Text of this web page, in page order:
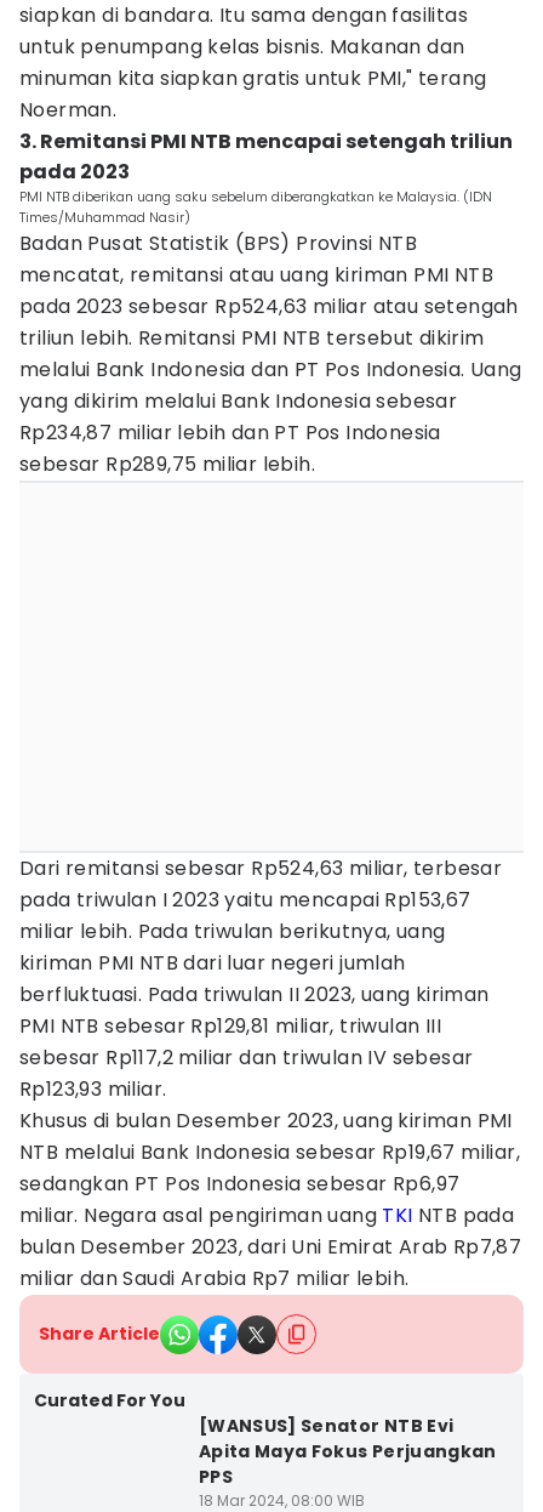
siapkan di bandara. Itu sama dengan fasilitas
untuk penumpang kelas bisnis. Makanan dan
minuman kita siapkan gratis untuk PMI," terang
Noerman.
3. Remitansi PMI NTB mencapai setengah triliun
pada 2023
PMI NTB diberikan uang saku sebelum diberangkatkan ke Malaysia. (IDN
Times/Muhammad Nasir)
Badan Pusat Statistik (BPS) Provinsi NTB
mencatat, remitansi atau uang kiriman PMI NTB
pada 2023 sebesar Rp524,63 miliar atau setengah
triliun lebih. Remitansi PMI NTB tersebut dikirim
melalui Bank Indonesia dan PT Pos Indonesia. Uang
yang dikirim melalui Bank Indonesia sebesar
Rp234,87 miliar lebih dan PT Pos Indonesia
sebesar Rp289,75 miliar lebih.
Dari remitansi sebesar Rp524,63 miliar, terbesar
pada triwulan I 2023 yaitu mencapai Rp153,67
miliar lebih. Pada triwulan berikutnya, uang
kiriman PMI NTB dari luar negeri jumlah
berfluktuasi. Pada triwulan II 2023, uang kiriman
PMI NTB sebesar Rp129,81 miliar, triwulan III
sebesar Rp117,2 miliar dan triwulan IV sebesar
Rp123,93 miliar.
Khusus di bulan Desember 2023, uang kiriman PMI
NTB melalui Bank Indonesia sebesar Rp19,67 miliar,
sedangkan PT Pos Indonesia sebesar Rp6,97
miliar. Negara asal pengiriman uang TKI NTB pada
bulan Desember 2023, dari Uni Emirat Arab Rp7,87
miliar dan Saudi Arabia Rp7 miliar lebih.
Share Article
Curated For You
[WANSUS] Senator NTB Evi
Apita Maya Fokus Perjuangkan
PPS
18 Mar 2024, 08:00 WIB